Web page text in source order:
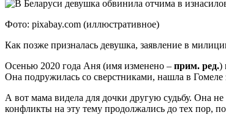
Фото: pixabay.com (иллюстративное)
Как позже призналась девушка, заявление в
Осенью 2020 года Аня (имя изменено – прим. ред.)
Она подружилась со сверстниками, нашла в
А вот мама видела для дочки другую судьбу. Она
конфликты на эту тему продолжались до тех пор,